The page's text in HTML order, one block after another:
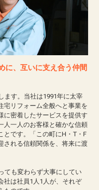
に、互いに支え合う仲間
ます。当社は1991年に太宰
宅リフォーム全般へと事業を
に密着したサービスを提供す
人一人のお客様と確かな信頼
とです。「この町にH・T・F
される信頼関係を、将来に渡
ても変わらず大事にしてい
社は社員1人1人が、それぞ